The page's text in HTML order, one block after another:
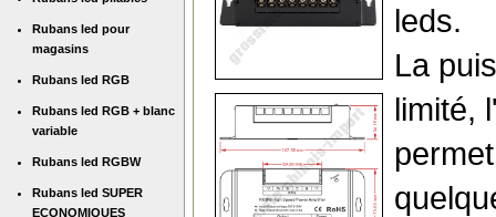
Rubans led pour
magasins
Rubans led RGB
Rubans led RGB + blanc
variable
Rubans led RGBW
Rubans led SUPER
ECONOMIQUES
leds.
La
limité,